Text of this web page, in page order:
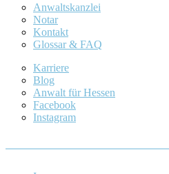
Anwaltskanzlei
Notar
Kontakt
Glossar & FAQ
Karriere
Blog
Anwalt für Hessen
Facebook
Instagram